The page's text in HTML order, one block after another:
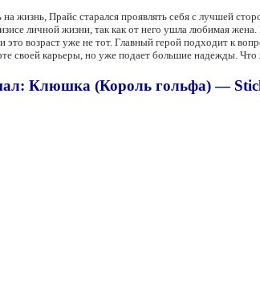
на жизнь, Прайс старался проявлять себя с лучшей
личной жизни, так как от него ушла любимая
возраст уже не тот. Главный герой подходит к
своей карьеры, но уже подает большие надежды.
Клюшка (Король гольфа) —